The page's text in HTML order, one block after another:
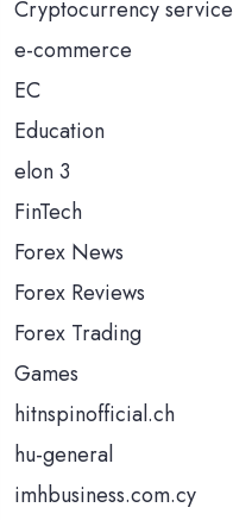
Cryptocurrency service
e-commerce
EC
Education
elon 3
FinTech
Forex News
Forex Reviews
Forex Trading
Games
hitnspinofficial.ch
hu-general
imhbusiness.com.cy